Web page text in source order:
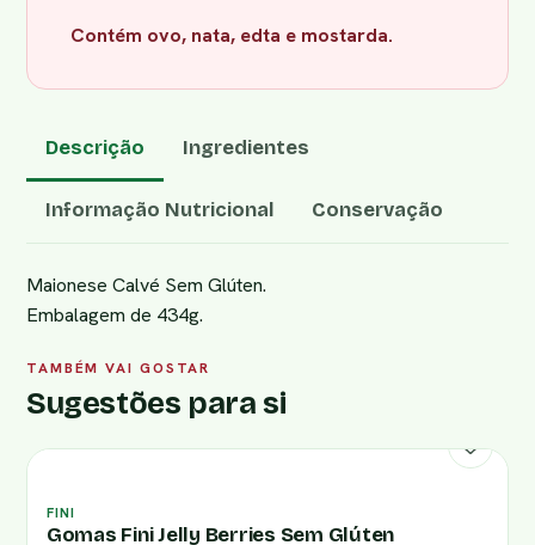
Contém ovo, nata, edta e mostarda.
Descrição Ingredientes
Informação Nutricional Conservação
Maionese Calvé Sem Glúten.
Embalagem de 434g.
TAMBÉM VAI GOSTAR
Sugestões para si
FINI
Gomas Fini Jelly Berries Sem Glúten